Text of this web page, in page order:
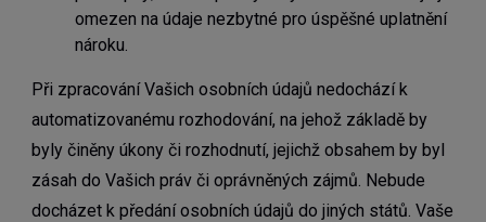
omezen na údaje nezbytné pro úspěšné uplatnění
nároku.
Při zpracování Vašich osobních údajů nedochází k
automatizovanému rozhodování, na jehož základě by
byly činěny úkony či rozhodnutí, jejichž obsahem by byl
zásah do Vašich práv či oprávněných zájmů. Nebude
docházet k předání osobních údajů do jiných států. Vaše